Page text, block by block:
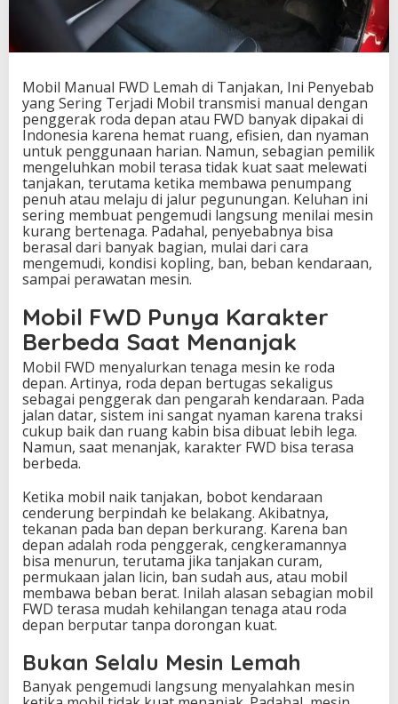
n
k
a
n
,
I
n
i
P
e
n
y
e
b
a
n
g
S
e
r
i
T
e
j
a
d
i
Mobil Manual FWD Lemah di Tanjakan, Ini Penyebab
yang Sering Terjadi Mobil transmisi manual dengan
penggerak roda depan atau FWD banyak dipakai di
Indonesia karena hemat ruang, efisien, dan nyaman
untuk penggunaan harian. Namun, sebagian pemilik
mengeluhkan mobil terasa tidak kuat saat melewati
tanjakan, terutama ketika membawa penumpang
penuh atau melaju di jalur pegunungan. Keluhan ini
sering membuat pengemudi langsung menilai mesin
kurang bertenaga. Padahal, penyebabnya bisa
berasal dari banyak bagian, mulai dari cara
mengemudi, kondisi kopling, ban, beban kendaraan,
sampai perawatan mesin.
Mobil FWD Punya Karakter
Berbeda Saat Menanjak
Mobil FWD menyalurkan tenaga mesin ke roda
depan. Artinya, roda depan bertugas sekaligus
sebagai penggerak dan pengarah kendaraan. Pada
jalan datar, sistem ini sangat nyaman karena traksi
cukup baik dan ruang kabin bisa dibuat lebih lega.
Namun, saat menanjak, karakter FWD bisa terasa
berbeda.
Ketika mobil naik tanjakan, bobot kendaraan
cenderung berpindah ke belakang. Akibatnya,
tekanan pada ban depan berkurang. Karena ban
depan adalah roda penggerak, cengkeramannya
bisa menurun, terutama jika tanjakan curam,
permukaan jalan licin, ban sudah aus, atau mobil
membawa beban berat. Inilah alasan sebagian mobil
FWD terasa mudah kehilangan tenaga atau roda
depan berputar tanpa dorongan kuat.
Bukan Selalu Mesin Lemah
Banyak pengemudi langsung menyalahkan mesin